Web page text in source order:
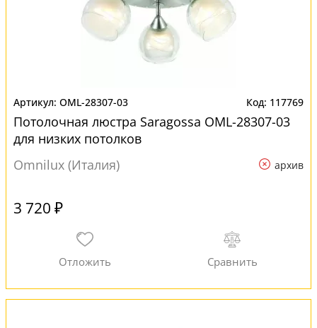
OML-28307-03 117769
Потолочная люстра Saragossa OML-28307-03
для низких потолков
Omnilux (Италия)
архив
3 720 ₽